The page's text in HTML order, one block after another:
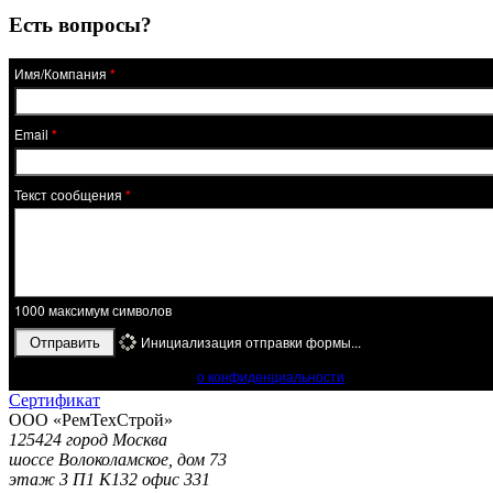
Есть вопросы?
Имя/Компания *
Email *
Текст сообщения *
1000 максимум символов
Отправить
Инициализация отправки формы...
о конфиденциальности
Сертификат
ООО «РемТехСтрой»
125424 город Москва
шоссе Волоколамское, дом 73
этаж 3 П1 К132 офис 331